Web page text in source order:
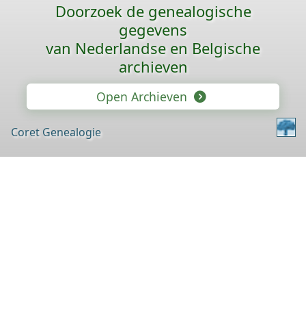
Doorzoek de genealogische
gegevens
van Nederlandse en Belgische
archieven
Open Archieven
Coret Genealogie